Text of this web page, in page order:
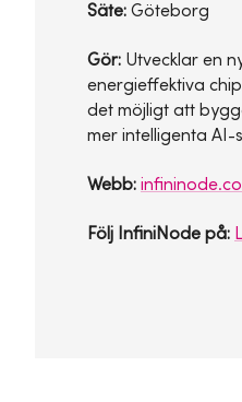
Säte: Göteborg
Gör: Utvecklar en
energieffektiva
det möjligt att
mer intelligenta AI-
Webb:
Följ InfiniNode på: